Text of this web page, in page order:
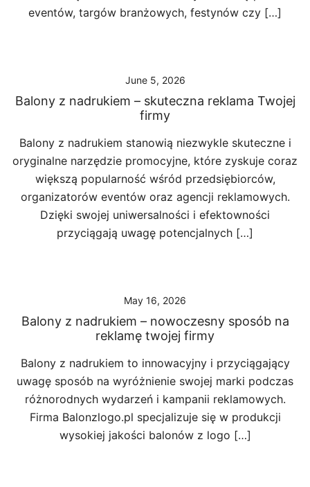
eventów, targów branżowych, festynów czy […]
June 5, 2026
Balony z nadrukiem – skuteczna reklama Twojej
firmy
Balony z nadrukiem stanowią niezwykle skuteczne i
oryginalne narzędzie promocyjne, które zyskuje coraz
większą popularność wśród przedsiębiorców,
organizatorów eventów oraz agencji reklamowych.
Dzięki swojej uniwersalności i efektowności
przyciągają uwagę potencjalnych […]
May 16, 2026
Balony z nadrukiem – nowoczesny sposób na
reklamę twojej firmy
Balony z nadrukiem to innowacyjny i przyciągający
uwagę sposób na wyróżnienie swojej marki podczas
różnorodnych wydarzeń i kampanii reklamowych.
Firma Balonzlogo.pl specjalizuje się w produkcji
wysokiej jakości balonów z logo […]